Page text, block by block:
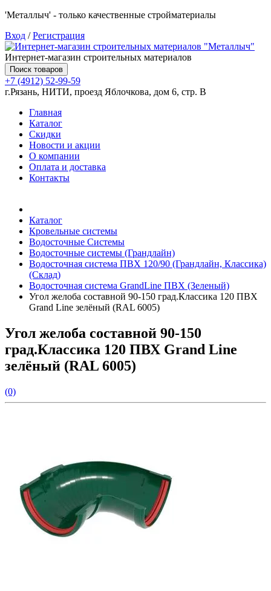
'Металлыч' - только качественные стройматериалы
Вход /Регистрация
Интернет-магазин строительных материалов
Поиск товаров
+7 (4912) 52-99-59
г.Рязань, НИТИ, проезд Яблочкова, дом 6, стр. В
Главная
Каталог
Скидки
Новости и акции
О компании
Оплата и доставка
Контакты
Каталог
Кровельные системы
Водосточные Системы
Водосточные системы (Грандлайн)
Водосточная система ПВХ 120/90 (Грандлайн, Классика)
(Склад)
Водосточная система GrandLine ПВХ (Зеленый)
Угол желоба составной 90-150 град.Классика 120 ПВХ
Grand Line зелёный (RAL 6005)
Угол желоба составной 90-150
град.Классика 120 ПВХ Grand Line
зелёный (RAL 6005)
(0)